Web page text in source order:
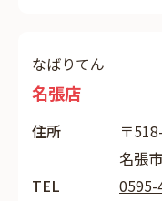
なばりてん
名張店
住所
〒
名張
TEL
0595-